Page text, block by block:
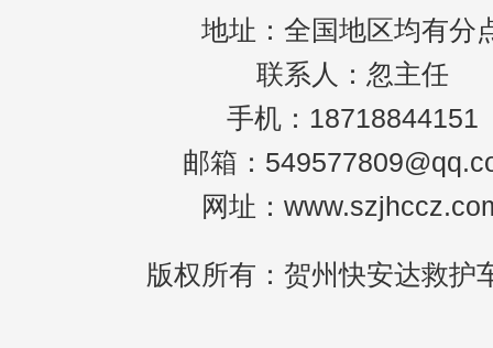
地址：全国地区均有分
联系人：忽主任
手机：18718844151
邮箱：
网址：
版权所有：贺州快安达救护